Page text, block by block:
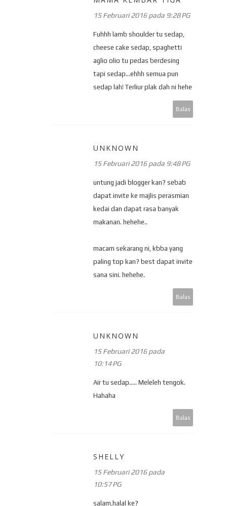
15 Februari 2016 pada 9:28 PG
Fuhhh lamb shoulder tu sedap,
cheese cake sedap, spaghetti
aglio olio tu pedas berdesing
tapi sedap...ehhh semua pun
sedap lah! Terliur plak dah ni hehe
Balas
UNKNOWN
15 Februari 2016 pada 9:48 PG
untung jadi blogger kan? sebab
dapat invite ke majlis perasmian
kedai dan dapat rasa banyak
makanan. hehehe..
macam sekarang ni, kbba yang
paling top kan? best dapat invite
sana sini. hehehe.
Balas
UNKNOWN
15 Februari 2016 pada
10:14 PG
Air tu sedap..... Meleleh tengok.
Hahaha
Balas
SHELLY
15 Februari 2016 pada
10:57 PG
salam,halal ke?